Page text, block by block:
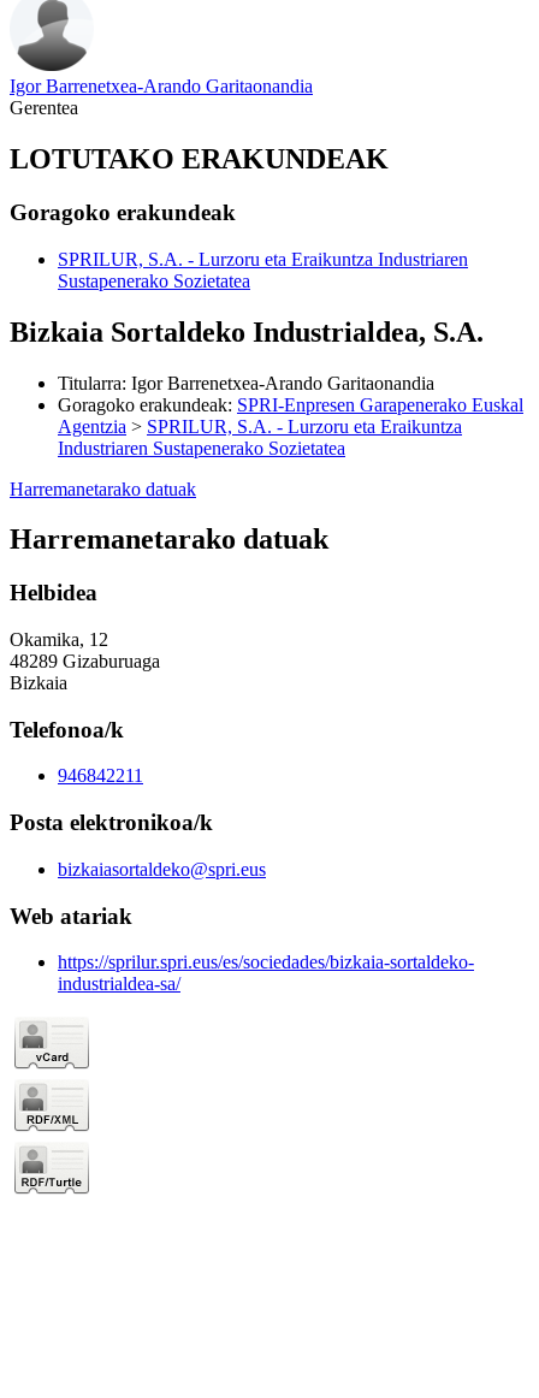
Igor Barrenetxea-Arando Garitaonandia
Gerentea
LOTUTAKO ERAKUNDEAK
Goragoko erakundeak
SPRILUR, S.A. - Lurzoru eta Eraikuntza Industriaren
Sustapenerako Sozietatea
Bizkaia Sortaldeko Industrialdea, S.A.
Titularra: Igor Barrenetxea-Arando Garitaonandia
Goragoko erakundeak: SPRI-Enpresen Garapenerako Euskal
Agentzia > SPRILUR, S.A. - Lurzoru eta Eraikuntza
Industriaren Sustapenerako Sozietatea
Harremanetarako datuak
Harremanetarako datuak
Helbidea
Okamika, 12
48289 Gizaburuaga
Bizkaia
Telefonoa/k
946842211
Posta elektronikoa/k
bizkaiasortaldeko@spri.eus
Web atariak
https://sprilur.spri.eus/es/sociedades/bizkaia-sortaldeko-
industrialdea-sa/